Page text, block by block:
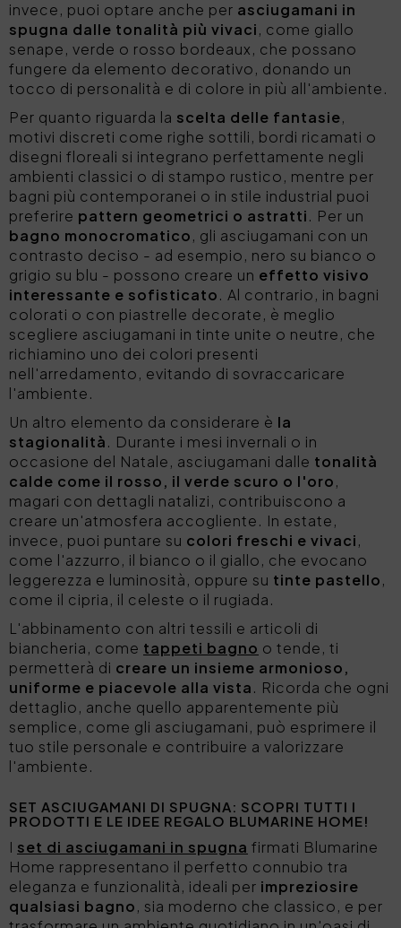
invece, puoi optare anche per asciugamani in
spugna dalle tonalità più vivaci, come giallo
senape, verde o rosso bordeaux, che possano
fungere da elemento decorativo, donando un
tocco di personalità e di colore in più all'ambiente.
Per quanto riguarda la scelta delle fantasie,
motivi discreti come righe sottili, bordi ricamati o
disegni floreali si integrano perfettamente negli
ambienti classici o di stampo rustico, mentre per
bagni più contemporanei o in stile industrial puoi
preferire pattern geometrici o astratti. Per un
bagno monocromatico, gli asciugamani con un
contrasto deciso - ad esempio, nero su bianco o
grigio su blu - possono creare un effetto visivo
interessante e sofisticato. Al contrario, in bagni
colorati o con piastrelle decorate, è meglio
scegliere asciugamani in tinte unite o neutre, che
richiamino uno dei colori presenti
nell'arredamento, evitando di sovraccaricare
l'ambiente.
Un altro elemento da considerare è la
stagionalità. Durante i mesi invernali o in
occasione del Natale, asciugamani dalle tonalità
calde come il rosso, il verde scuro o l'oro,
magari con dettagli natalizi, contribuiscono a
creare un'atmosfera accogliente. In estate,
invece, puoi puntare su colori freschi e vivaci,
come l'azzurro, il bianco o il giallo, che evocano
leggerezza e luminosità, oppure su tinte pastello,
come il cipria, il celeste o il rugiada.
L'abbinamento con altri tessili e articoli di
biancheria, come tappeti bagno o tende, ti
permetterà di creare un insieme armonioso,
uniforme e piacevole alla vista. Ricorda che ogni
dettaglio, anche quello apparentemente più
semplice, come gli asciugamani, può esprimere il
tuo stile personale e contribuire a valorizzare
l'ambiente.
SET ASCIUGAMANI DI SPUGNA: SCOPRI TUTTI I
PRODOTTI E LE IDEE REGALO BLUMARINE HOME!
I set di asciugamani in spugna firmati Blumarine
Home rappresentano il perfetto connubio tra
eleganza e funzionalità, ideali per impreziosire
qualsiasi bagno, sia moderno che classico, e per